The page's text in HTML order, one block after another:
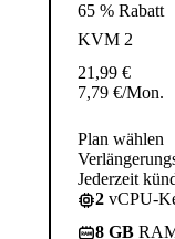
65 % Rabatt
KVM 2
21,99 €
7,79 €/Mon.
Plan wählen
Jederzeit
2 vCPU-
8 GB